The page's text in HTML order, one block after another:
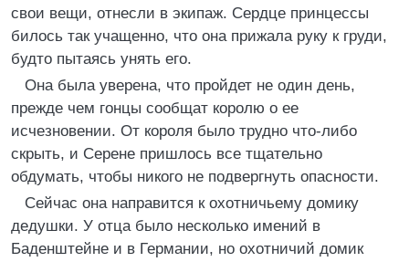
свои вещи, отнесли в экипаж. Сердце принцессы
билось так учащенно, что она прижала руку к груди,
будто пытаясь унять его.
Она была уверена, что пройдет не один день,
прежде чем гонцы сообщат королю о ее
исчезновении. От короля было трудно что-либо
скрыть, и Серене пришлось все тщательно
обдумать, чтобы никого не подвергнуть опасности.
Сейчас она направится к охотничьему домику
дедушки. У отца было несколько имений в
Баденштейне и в Германии, но охотничий домик